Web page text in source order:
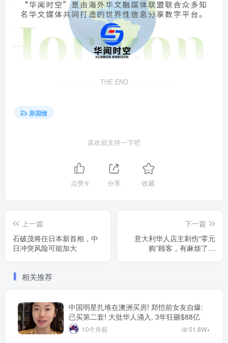
THE END
异国情
喜欢就支持一下吧
点赞9 分享 收藏
上一篇
石破茂将任日本新首相，中
日冲突风险可能加大
下一篇
意大利华人店主刺伤“零元
购”顾客，有麻烦了…
相关推荐
中国明星扎堆在澳洲买房! 郑恺前女友自爆:
已买第二套! 大批华人涌入, 3年狂砸$88亿
10个月前 51.8W+